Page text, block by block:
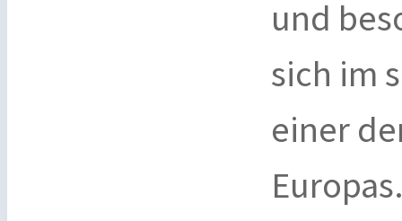
und
sich im
einer